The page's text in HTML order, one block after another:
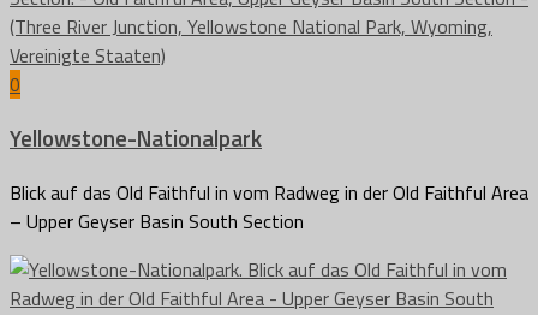
0
Yellowstone-Nationalpark
Blick auf das Old Faithful in vom Radweg in der Old Faithful Area
– Upper Geyser Basin South Section